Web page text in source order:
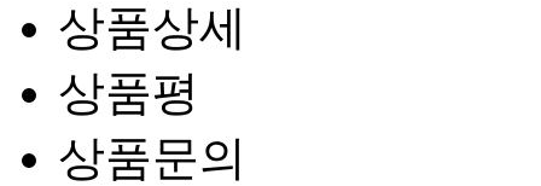
상품상세
상품평
상품문의